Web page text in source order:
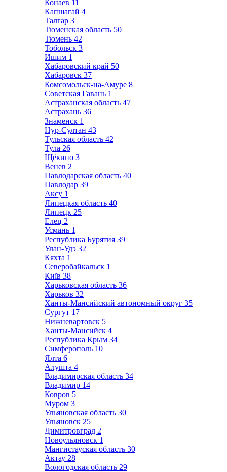
Конаев 11
Капшагай 4
Талгар 3
Тюменская область 50
Тюмень 42
Тобольск 3
Ишим 1
Хабаровский край 50
Хабаровск 37
Комсомольск-на-Амуре 8
Советская Гавань 1
Астраханская область 47
Астрахань 36
Знаменск 1
Нур-Султан 43
Тульская область 42
Тула 26
Щёкино 3
Венев 2
Павлодарская область 40
Павлодар 39
Аксу 1
Липецкая область 40
Липецк 25
Елец 2
Усмань 1
Республика Бурятия 39
Улан-Удэ 32
Кяхта 1
Северобайкальск 1
Київ 38
Харьковская область 36
Харьков 32
Ханты-Мансийский автономный округ 35
Сургут 17
Нижневартовск 5
Ханты-Мансийск 4
Республика Крым 34
Симферополь 10
Ялта 6
Алушта 4
Владимирская область 34
Владимир 14
Ковров 5
Муром 3
Ульяновская область 30
Ульяновск 25
Димитровград 2
Новоульяновск 1
Мангистауская область 30
Актау 28
Вологодская область 29